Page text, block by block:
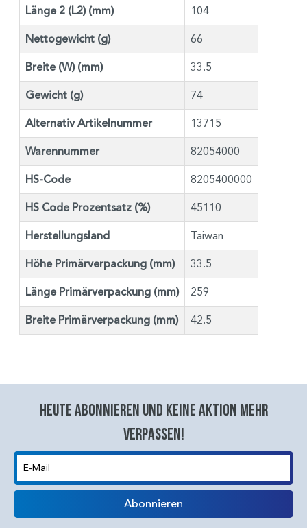
Länge 2 (L2) (mm) 104
Nettogewicht (g) 66
Breite (W) (mm) 33.5
Gewicht (g) 74
Alternativ Artikelnummer 13715
Warennummer 82054000
HS-Code 8205400000
HS Code Prozentsatz (%) 45110
Herstellungsland Taiwan
Höhe Primärverpackung (mm) 33.5
Länge Primärverpackung (mm) 259
Breite Primärverpackung (mm) 42.5
Heute abonnieren und keine aktion mehr
verpassen!
E-Mail
Abonnieren